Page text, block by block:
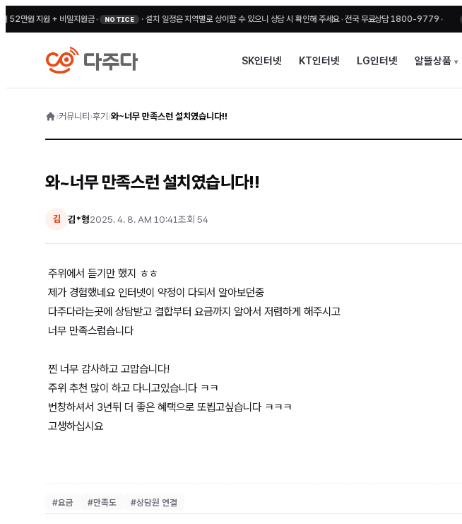
지원 + 비밀지원금• NOTICE ·설치 일정은 지역별로 상이할 수 있으니 상담 시 확인해 주세요•전국 무료상담 1800-9779• EVENT
SK인터넷 KT인터넷 LG인터넷 알뜰상품
›커뮤니티 ›후기 ›와~너무 만족스런 설치였습니다!!
와~너무 만족스런 설치였습니다!!
김 김*형2025. 4. 8. AM 10:41조회 54
주위에서 듣기만 했지 ㅎㅎ
제가 경험했네요 인터넷이 약정이 다되서 알아보던중
다주다라는곳에 상담받고 결합부터 요금까지 알아서 저렴하게 해주시고
너무 만족스럽습니다
찐 너무 감사하고 고맙습니다!
주위 추천 많이 하고 다니고있습니다 ㅋㅋ
번창하셔서 3년뒤 더 좋은 혜택으로 또뵙고싶습니다 ㅋㅋㅋ
고생하십시요
#요금 #만족도 #상담원 연결